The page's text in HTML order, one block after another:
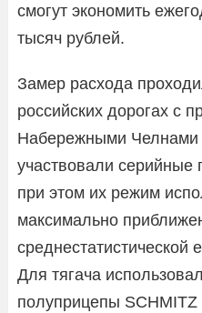
смогут экономить
тысяч рублей.
Замер расхода
российских дорогах с
Набережными Челнами
участвовали серийные
при этом их режим
максимально
среднестатистической
Для тягача
полуприцепы